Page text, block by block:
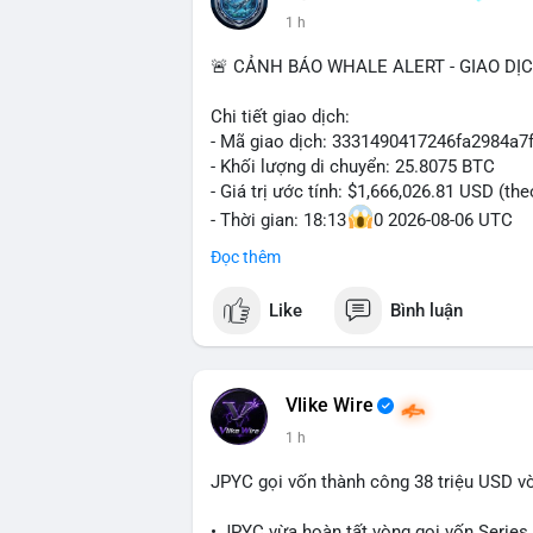
1 h
🚨 CẢNH BÁO WHALE ALERT - GIAO
Chi tiết giao dịch:
- Mã giao dịch:
- Khối lượng di chuyển: 25.8075 BTC
- Giá trị ước tính: $1,666,026.81 USD
- Thời gian: 18:13
0 2026-08-06 UTC
Nhận định phân tích hành vi của Cá voi
Khối lượng 25.8 BTC trị giá hơn 1.66
cho thấy dấu hiệu của một tổ chức
thể là bước khởi đầu cho việc phân bổ
hạn có thể gia tăng. Ngược lại, nếu
niềm tin cho thị trường. Mức giá $64,556
đáng chú ý, vì cá voi thường hành động
Lời khuyên ngắn gọn cho nhà đầu tư
Nhà đầu tư nên theo dõi sát dòng tiền
Đọc thêm
Like Bình luận
Vlike Wire
1 h
JPYC gọi vốn thành công 38 triệu USD